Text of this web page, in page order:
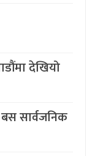
देखियो
सार्वजनिक